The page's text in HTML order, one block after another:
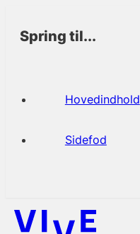
Spring til...
Hovedindhold
Sidefod